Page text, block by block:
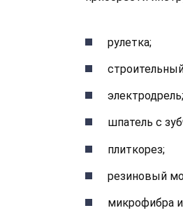
рулетка;
электродрель;
шпатель с
плиткорез;
резиновый
микрофибра